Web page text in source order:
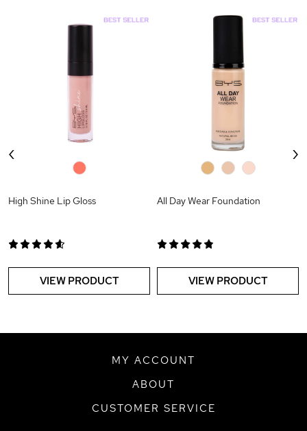
High Shine Lip Gloss
VIEW PRODUCT
All Day Wear Foundation
VIEW PRODUCT
‹ ›
MY ACCOUNT
ABOUT
CUSTOMER SERVICE